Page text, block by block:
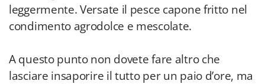
leggermente. Versate il pesce capone fritto nel
condimento agrodolce e mescolate.
A questo punto non dovete fare altro che
lasciare insaporire il tutto per un paio d’ore, ma